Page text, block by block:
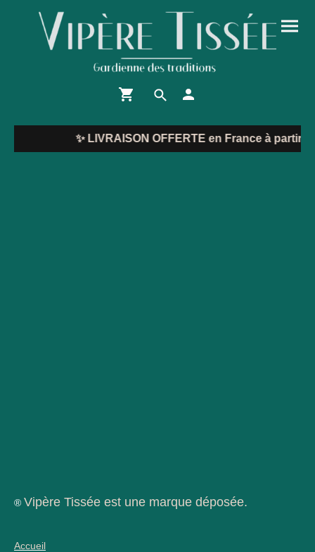
✨LIVRAISON OFFERTE en France à partir
® Vipère Tissée est une marque déposée.
Accueil